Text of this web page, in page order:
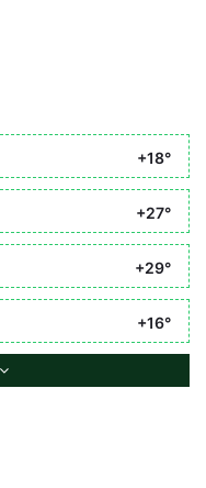
+18°
+27°
+29°
+16°